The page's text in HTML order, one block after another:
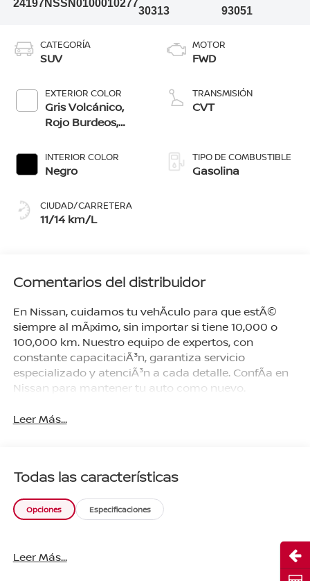
24197NSSN0100010277
30313
93051
CATEGORÍA
SUV
EXTERIOR COLOR
Gris Volcánico,
Rojo Burdeos,
Azul Imperial, Gris
Oxford,
Gris/Negro
INTERIOR COLOR
Negro
CIUDAD/CARRETERA
11/14 km/L
MOTOR
FWD
TRANSMISIÓN
CVT
TIPO DE COMBUSTIBLE
Gasolina
Comentarios del distribuidor
En Nissan, cuidamos tu vehÃ­culo para que estÃ©
siempre al mÃ¡ximo, sin importar si tiene 10,000 o
100,000 km. Nuestro equipo de expertos, con
constante capacitaciÃ³n, garantiza servicio
especializado y atenciÃ³n a cada detalle. ConfÃ­a en
Nissan para mantener tu auto como nuevo.
Leer Más...
Todas las características
Opciones Especificaciones
Leer Más...